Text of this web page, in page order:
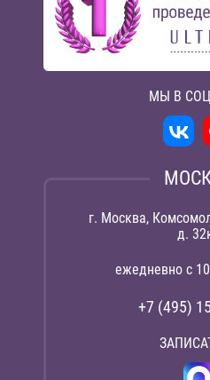
МЫ В
г. Москва,
д.
ежедневно с
+7 (495)